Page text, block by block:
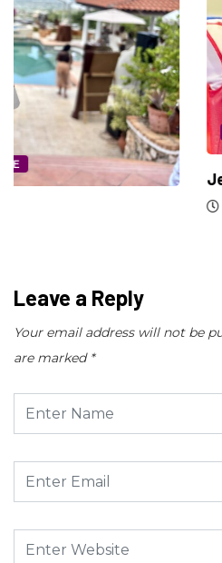
Jeux d’Amérique Centrale
Leave a Reply
Your email address will not be
are marked *